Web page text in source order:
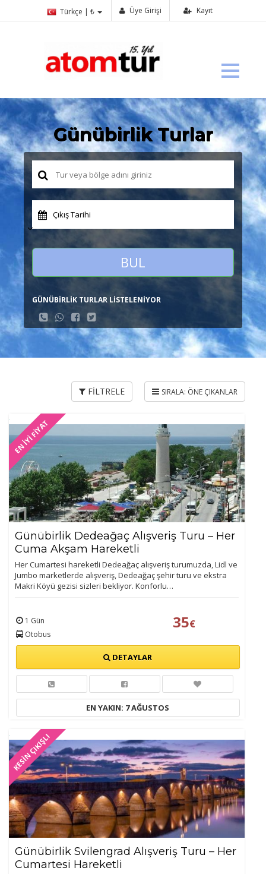
Türkçe | ₺ Üye Girişi Kayıt
Günübirlik Turlar
Çıkış Tarihi
BUL
GÜNÜBİRLİK TURLAR LİSTELENİYOR
FİLTRELE
EN İYİ FİYAT
Günübirlik Dedeağaç Alışveriş Turu – Her
Cuma Akşam Hareketli
Her Cumartesi hareketli Dedeağaç alışveriş turumuzda, Lidl ve
Jumbo marketlerde alışveriş, Dedeağaç şehir turu ve ekstra
Makri Köyü gezisi sizleri bekliyor. Konforlu…
1 Gün
Otobus
35€
DETAYLAR
EN YAKIN: 7 AĞUSTOS
KESİN ÇIKIŞLI
Günübirlik Svilengrad Alışveriş Turu – Her
Cumartesi Hareketli